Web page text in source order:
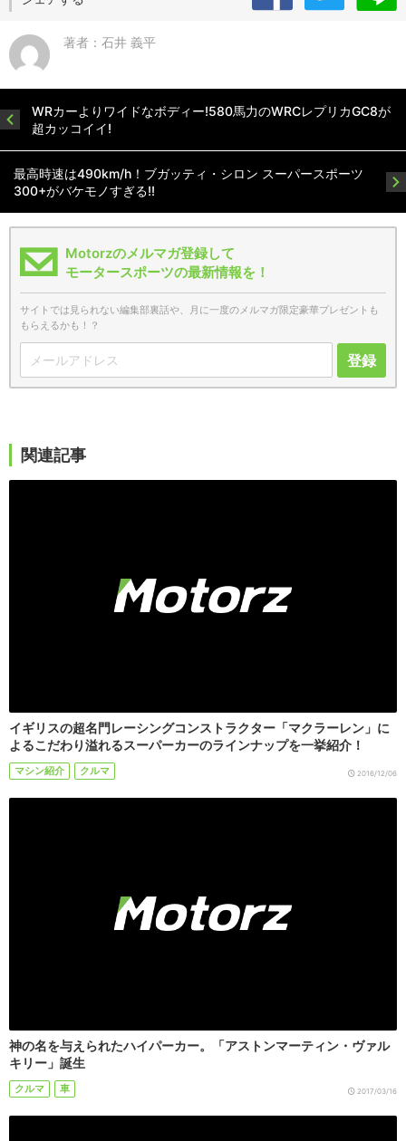
著者：石井 義平
WRカーよりワイドなボディー!580馬力のWRCレプリカGC8が
超カッコイイ!
最高時速は490km/h！ブガッティ・シロン スーパースポーツ
300+がバケモノすぎる!!
Motorzのメルマガ登録して
モータースポーツの最新情報を！
サイトでは見られない編集部裏話や、月に一度のメルマガ限定豪華プレゼントも
もらえるかも！？
登録
関連記事
イギリスの超名門レーシングコンストラクター「マクラーレン」に
よるこだわり溢れるスーパーカーのラインナップを一挙紹介！
マシン紹介 クルマ 2016/12/06
神の名を与えられたハイパーカー。「アストンマーティン・ヴァル
キリー」誕生
クルマ 車 2017/03/16